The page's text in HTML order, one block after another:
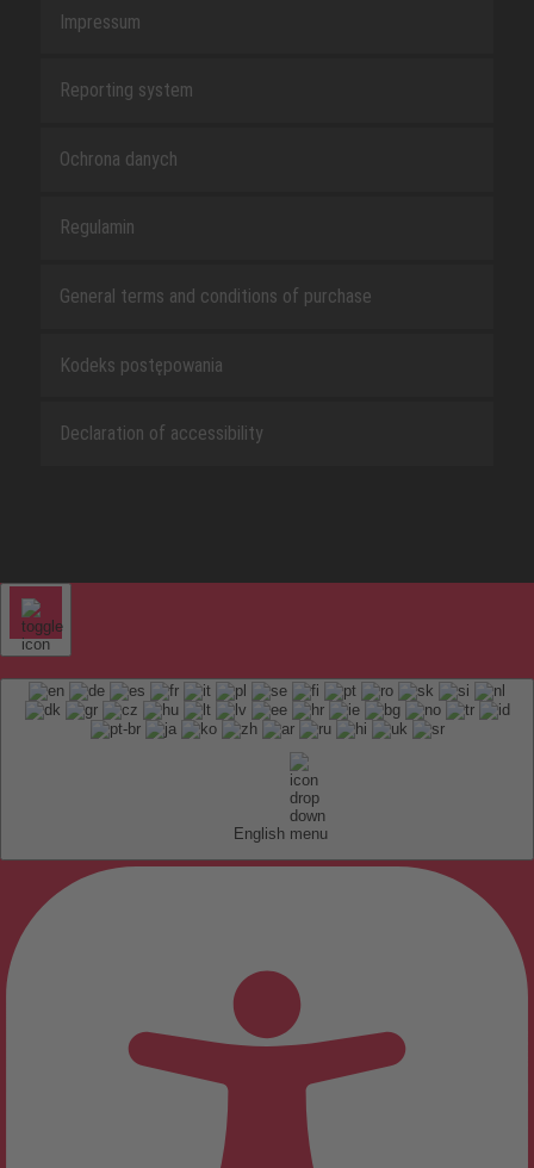
Impressum
Reporting system
Ochrona danych
Regulamin
General terms and conditions of purchase
Kodeks postępowania
Declaration of accessibility
English